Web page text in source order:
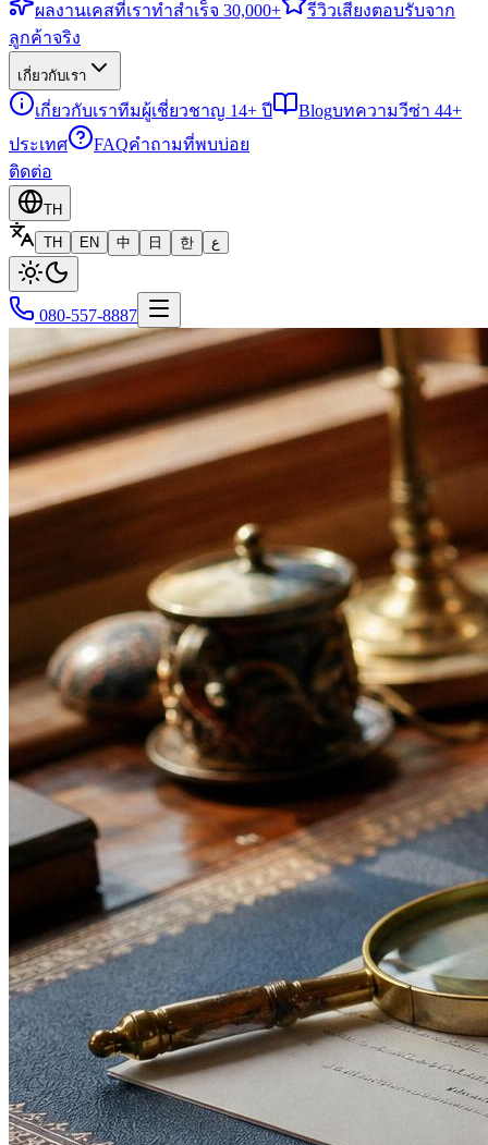
ผลงานเคสที่เราทำสำเร็จ 30,000+ รีวิวเสียงตอบรับจาก
ลูกค้าจริง
เกี่ยวกับเรา
เกี่ยวกับเราทีมผู้เชี่ยวชาญ 14+ ปี Blogบทความวีซ่า 44+
ประเทศ
FAQคำถามที่พบบ่อย
ติดต่อ
TH
TH
EN 中 日 한 ع
080-557-8887